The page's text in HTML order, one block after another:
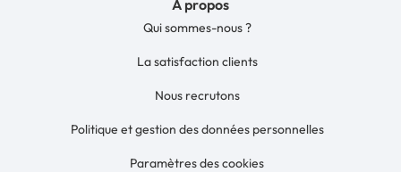
À propos
Qui sommes-nous ?
La satisfaction clients
Nous recrutons
Politique et gestion des données personnelles
Paramètres des cookies